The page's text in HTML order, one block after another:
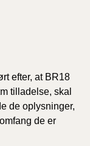
efter, at BR18
tilladelse, skal
de oplysninger,
de er